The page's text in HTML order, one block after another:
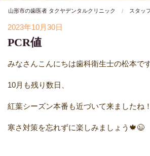
山形市の歯医者 タクヤデンタルクリニック スタッ
2023年10月30日
PCR値
みなさんこんにちは歯科衛生士の松本で
10月も残り数日、
紅葉シーズン本番も近づいて来ましたね！
寒さ対策を忘れずに楽しみましょう🍁😉